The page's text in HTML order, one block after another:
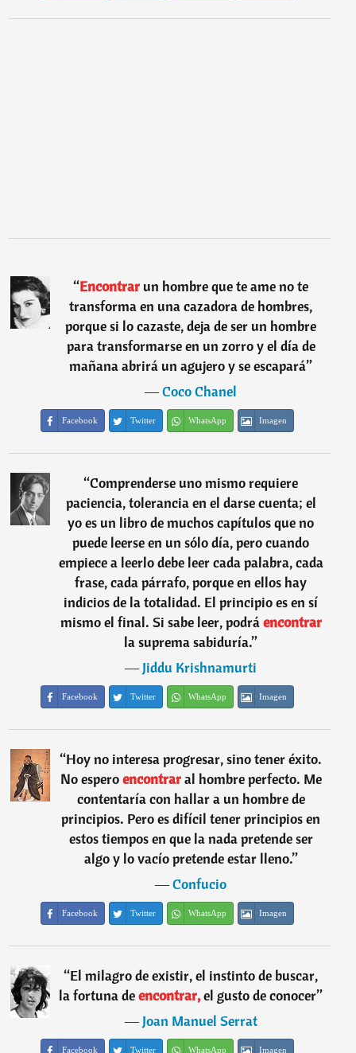
“Encontrarun hombre que te ame no te
transforma en una cazadora de hombres,
porque si lo cazaste, deja de ser un hombre
para transformarse en un zorro y el día de
mañana abrirá un agujero y se escapará”
―Coco Chanel
Facebook Twitter WhatsApp Imagen
“Comprenderse uno mismo requiere
paciencia, tolerancia en el darse cuenta; el
yo es un libro de muchos capítulos que no
puede leerse en un sólo día, pero cuando
empiece a leerlo debe leer cada palabra, cada
frase, cada párrafo, porque en ellos hay
indicios de la totalidad. El principio es en sí
mismo el final. Si sabe leer, podráencontrar
la suprema sabiduría.”
―Jiddu Krishnamurti
Facebook Twitter WhatsApp Imagen
“Hoy no interesa progresar, sino tener éxito.
No esperoencontraral hombre perfecto. Me
contentaría con hallar a un hombre de
principios. Pero es difícil tener principios en
estos tiempos en que la nada pretende ser
algo y lo vacío pretende estar lleno.”
―Confucio
Facebook Twitter WhatsApp Imagen
“El milagro de existir, el instinto de buscar,
la fortuna deencontrar,el gusto de conocer”
―Joan Manuel Serrat
Facebook Twitter WhatsApp Imagen